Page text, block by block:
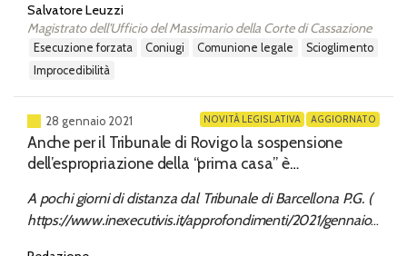
nuovo corso giurisprudenziale. Le criticità degli orientamenti
di segno contrario. I riflessi operativi.
Salvatore Leuzzi
Magistrato dell'Ufficio del Massimario della Corte di Cassazione
esecuzione forzata coniugi comunione legale
scioglimento
improcedibilità
28 gennaio 2021 AGGIORNATO
NOVITÀ LEGISLATIVA
Anche per il Tribunale di Rovigo la sospensione
dell’espropriazione della “prima casa” è
A pochi giorni di distanza dal Tribunale di Barcellona P.G. (
https://www.inexecutivis.it/approfondimenti/2021/gennaio/